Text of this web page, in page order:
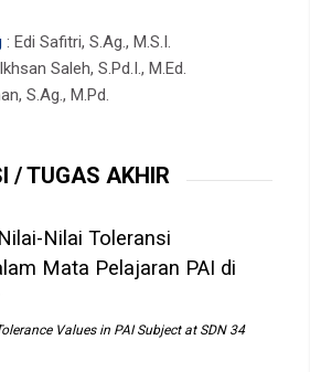
: Edi Safitri, S.Ag., M.S.I.
Saleh, S.Pd.I., M.Ed.
S.Ag., M.Pd.
/ TUGAS AKHIR
Nilai Toleransi
Mata Pelajaran PAI di
Values in PAI Subject at SDN 34